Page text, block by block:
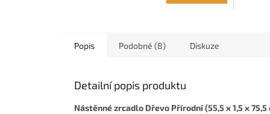
Popis Podobné (8) Diskuze
Detailní popis produktu
Nástěnné zrcadlo Dřevo Přírodní (55,5 x 1,5 x 75,5